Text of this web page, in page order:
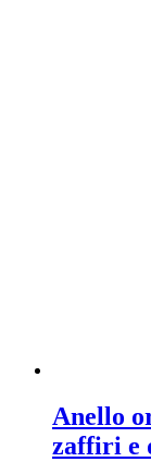
Anello
zaffiri e